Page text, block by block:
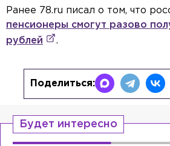
Ранее 78.ru писал о том, что
пенсионеры смогут разово
рублей
.
Поделиться:
Будет интересно